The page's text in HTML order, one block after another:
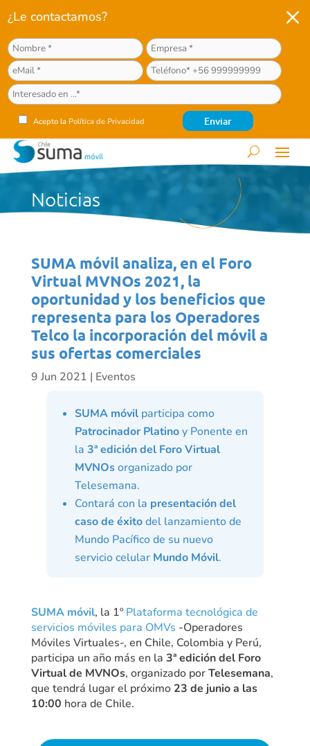
¿Le contactamos?
Acepto la Política de Privacidad
M
Noticias
SUMA móvil analiza, en el Foro
Virtual MVNOs 2021, la
oportunidad y los beneficios que
representa para los Operadores
Telco la incorporación del móvil a
sus ofertas comerciales
9 Jun 2021 | Eventos
SUMA móvil participa como
Patrocinador Platinoy Ponente en
la3ª edición del Foro Virtual
MVNOsorganizado por
Telesemana.
Contará con la presentación del
caso de éxitodel lanzamiento de
Mundo Pacífico de su nuevo
servicio celular Mundo Móvil.
SUMA móvil, la 1º Plataforma tecnológica de
servicios móviles para OMVs -Operadores
Móviles Virtuales-, en Chile, Colombia y Perú,
participa un año más en la 3ª edición del Foro
Virtual de MVNOs, organizado porTelesemana,
que tendrá lugar el próximo 23 de junio a las
10:00 hora de Chile.